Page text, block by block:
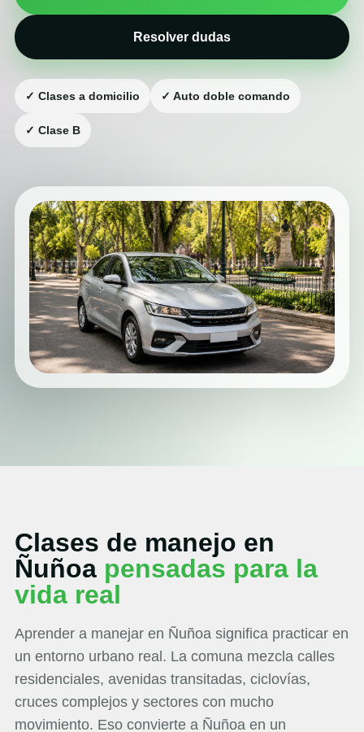
Resolver dudas
✓ Clases a domicilio ✓ Auto doble comando
✓ Clase B
Clases de manejo en
Ñuñoa pensadas para la
vida real
Aprender a manejar en Ñuñoa significa practicar en
un entorno urbano real. La comuna mezcla calles
residenciales, avenidas transitadas, ciclovías,
cruces complejos y sectores con mucho
movimiento. Eso convierte a Ñuñoa en un